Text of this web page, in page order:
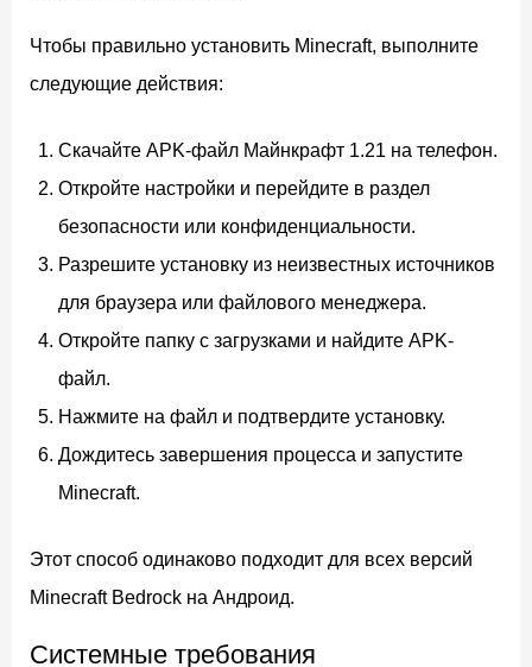
Чтобы правильно установить Minecraft, выполните
следующие действия:
Скачайте APK-файл Майнкрафт 1.21 на телефон.
Откройте настройки и перейдите в раздел
безопасности или конфиденциальности.
Разрешите установку из неизвестных источников
для браузера или файлового менеджера.
Откройте папку с загрузками и найдите APK-
файл.
Нажмите на файл и подтвердите установку.
Дождитесь завершения процесса и запустите
Minecraft.
Этот способ одинаково подходит для всех версий
Minecraft Bedrock на Андроид.
Системные требования